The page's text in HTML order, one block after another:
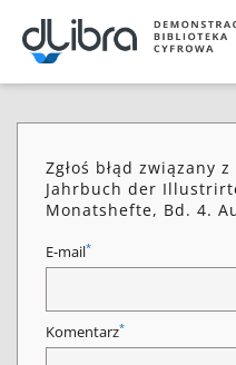
Zgłoś błąd związany
Jahrbuch der
Monatshefte, Bd. 4.
E-mail*
Komentarz*